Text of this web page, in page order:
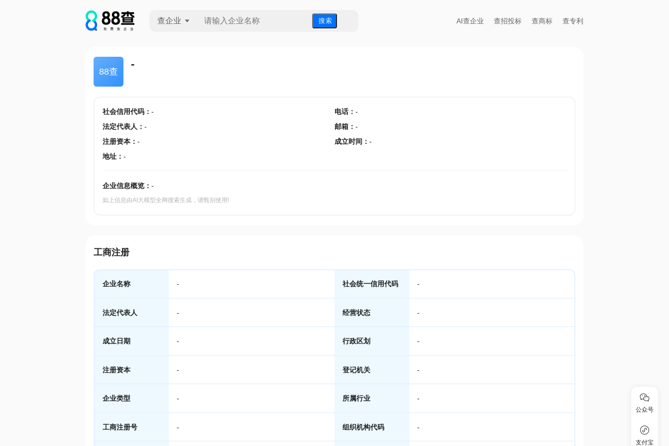
查企业 搜 索 AI查企业 查招投标 查商标 查专利
88查
-
社会信用代码： - 电话： -
法定代表人 ： - 邮箱 ： -
注册资本： - 成立时间 ： -
地址： -
企业信息概览： -
如上信息由AI大模型全网搜索生成，请甄别使用!
工商注册
企业名称 - 社会统一信用代码 -
法定代表人 - 经营状态 -
成立日期 - 行政区划 -
注册资本 - 登记机关 -
企业类型 - 所属行业 -
工商注册号 - 组织机构代码 -
公众号
支付宝